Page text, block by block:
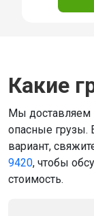
Какие
Мы доставляем
опасные грузы.
вариант,
9420, чтобы
стоимость.